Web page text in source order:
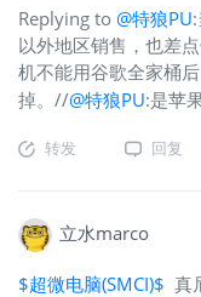
Replying to @特狼PU
以外地区销售，也差
机不能用谷歌全家桶
掉。//@特狼PU:是苹
转发 回复
立水marco
$超微电脑(SMCI)$ 真